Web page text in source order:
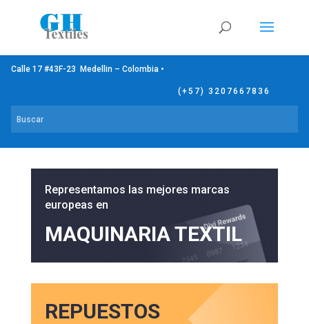
Calle 17 #43F-23 Medellin – Colombia •
(+57) 3207667836
Representamos las mejores marcas
europeas en
MAQUINARIA TEXTIL
REPUESTOS